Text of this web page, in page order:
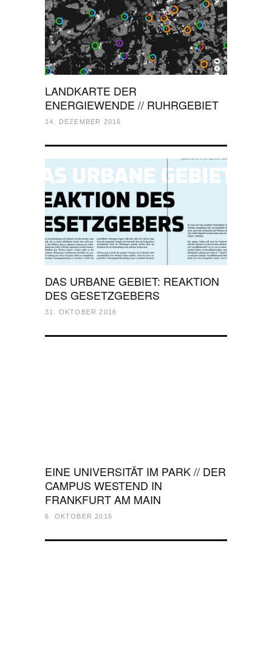
LANDKARTE DER
ENERGIEWENDE // RUHRGEBIET
14. DEZEMBER 2016
DAS URBANE GEBIET: REAKTION
DES GESETZGEBERS
31. OKTOBER 2016
EINE UNIVERSITÄT IM PARK // DER
CAMPUS WESTEND IN
FRANKFURT AM MAIN
6. OKTOBER 2016